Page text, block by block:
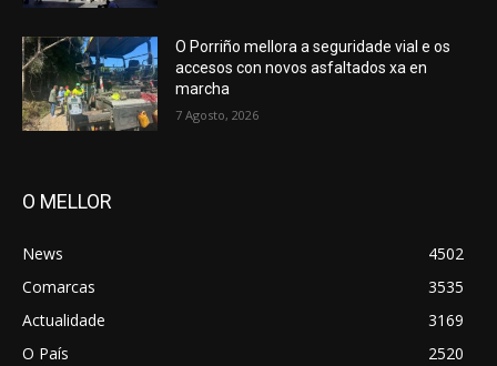
O Porriño mellora a seguridade vial e os
accesos con novos asfaltados xa en
marcha
7 Agosto, 2026
O MELLOR
News
4502
Comarcas
3535
Actualidade
3169
O País
2520